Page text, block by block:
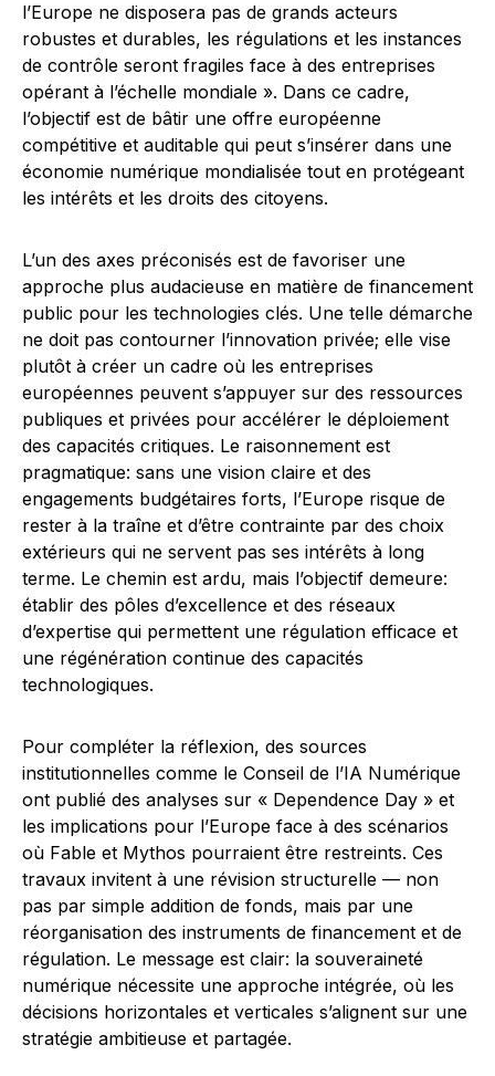
l’Europe ne disposera pas de grands acteurs
robustes et durables, les régulations et les instances
de contrôle seront fragiles face à des entreprises
opérant à l’échelle mondiale ». Dans ce cadre,
l’objectif est de bâtir une offre européenne
compétitive et auditable qui peut s’insérer dans une
économie numérique mondialisée tout en protégeant
les intérêts et les droits des citoyens.
L’un des axes préconisés est de favoriser une
approche plus audacieuse en matière de financement
public pour les technologies clés. Une telle démarche
ne doit pas contourner l’innovation privée; elle vise
plutôt à créer un cadre où les entreprises
européennes peuvent s’appuyer sur des ressources
publiques et privées pour accélérer le déploiement
des capacités critiques. Le raisonnement est
pragmatique: sans une vision claire et des
engagements budgétaires forts, l’Europe risque de
rester à la traîne et d’être contrainte par des choix
extérieurs qui ne servent pas ses intérêts à long
terme. Le chemin est ardu, mais l’objectif demeure:
établir des pôles d’excellence et des réseaux
d’expertise qui permettent une régulation efficace et
une régénération continue des capacités
technologiques.
Pour compléter la réflexion, des sources
institutionnelles comme le Conseil de l’IA Numérique
ont publié des analyses sur « Dependence Day » et
les implications pour l’Europe face à des scénarios
où Fable et Mythos pourraient être restreints. Ces
travaux invitent à une révision structurelle — non
pas par simple addition de fonds, mais par une
réorganisation des instruments de financement et de
régulation. Le message est clair: la souveraineté
numérique nécessite une approche intégrée, où les
décisions horizontales et verticales s’alignent sur une
stratégie ambitieuse et partagée.